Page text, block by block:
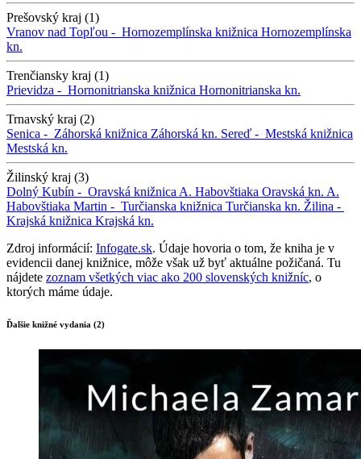
Prešovský kraj (1)
Vranov nad Topľou - Hornozemplínska knižnica Hornozemplínska
kn.
Trenčiansky kraj (1)
Prievidza - Hornonitrianska knižnica Hornonitrianska kn.
Trnavský kraj (2)
Senica - Záhorská knižnica Záhorská kn. Sereď - Mestská knižnica
Mestská kn.
Žilinský kraj (3)
Dolný Kubín - Oravská knižnica A. Habovštiaka Oravská kn. A.
Habovštiaka Martin - Turčianska knižnica Turčianska kn. Žilina -
Krajská knižnica Krajská kn.
Zdroj informácií: Infogate.sk. Údaje hovoria o tom, že kniha je v
evidencii danej knižnice, môže však už byť aktuálne požičaná. Tu
nájdete zoznam všetkých viac ako 200 slovenských knižníc, o
ktorých máme údaje.
Ďalšie knižné vydania (2)